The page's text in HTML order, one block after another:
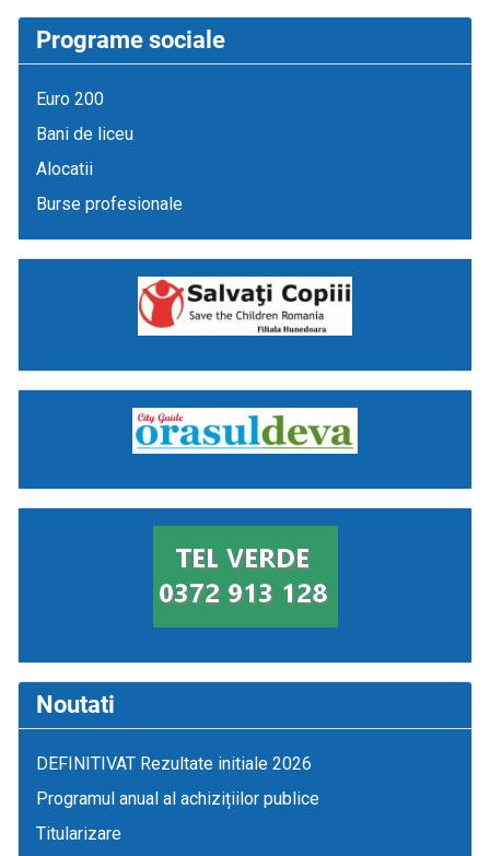
Programe sociale
Euro 200
Bani de liceu
Alocatii
Burse profesionale
Noutati
DEFINITIVAT Rezultate initiale 2026
Programul anual al achizițiilor publice
Titularizare